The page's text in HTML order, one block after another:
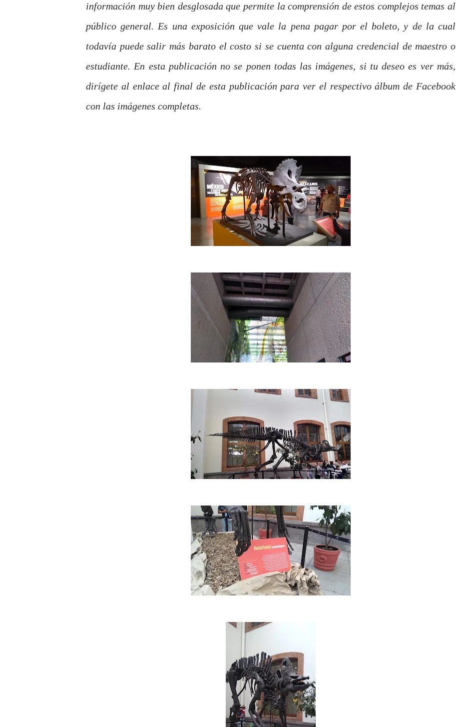
información muy bien desglosada que permite la comprensión de estos complejos temas al
público general. Es una exposición que vale la pena pagar por el boleto, y de la cual
todavía puede salir más barato el costo si se cuenta con alguna credencial de maestro o
estudiante. En esta publicación no se ponen todas las imágenes, si tu deseo es ver más,
dirígete al enlace al final de esta publicación para ver el respectivo álbum de Facebook
con las imágenes completas.